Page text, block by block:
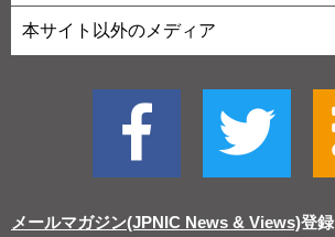
本サイト以外のメディア
メールマガジン(JPNIC News & Views)登録